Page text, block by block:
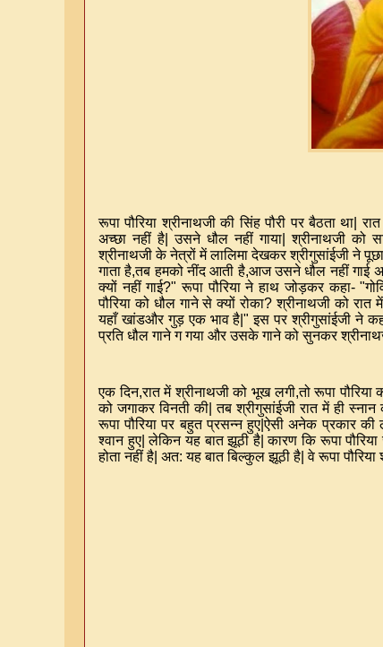
रूपा पौरिया श्रीनाथजी की सिंह पौरी पर बैठता था |
अच्छा नहीं है |उसने धौल नहीं गाया |श्रीनाथजी को
श्रीनाथजी के नेत्रों में लालिमा देखकर श्रीगुसांईजी ने
गाता है,तब हमको नींद आती है,आज उसने धौल नहीं गाई
क्यों नहीं गाई?"रूपा पौरिया ने हाथ जोड़कर कहा- "
पौरिया को धौल गाने से क्यों रोका?श्रीनाथजी को रात
यहाँ खांडऔर गुड़ एक भाव है |"इस पर श्रीगुसांईजी ने
प्रति धौल गाने ग गया और उसके गाने को सुनकर
एक दिन,रात में श्रीनाथजी को भूख लगी,तो रूपा
को जगाकर विनती की |तब श्रीगुसांईजी रात में ही
रूपा पौरिया पर बहुत प्रसन्न हुए|ऐसी अनेक प्रकार की
श्वान हुए|लेकिन यह बात झूठी है|कारण कि रूपा
होता नहीं है अत:यह बात बिल्कुल झूठी है |वे रूपा